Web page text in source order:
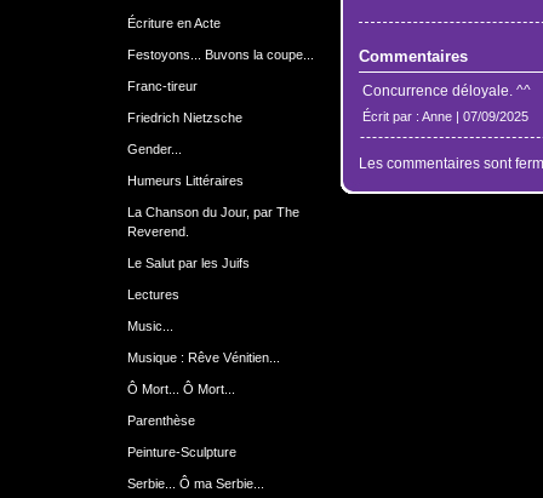
Écriture en Acte
Festoyons... Buvons la coupe...
Franc-tireur
Friedrich Nietzsche
Gender...
Humeurs Littéraires
La Chanson du Jour, par The
Reverend.
Le Salut par les Juifs
Lectures
Music...
Musique : Rêve Vénitien...
Ô Mort... Ô Mort...
Parenthèse
Peinture-Sculpture
Serbie... Ô ma Serbie...
Commentaires
Concurrence déloyale. ^^
Écrit par : Anne | 07/09/2025
Les commentaires sont